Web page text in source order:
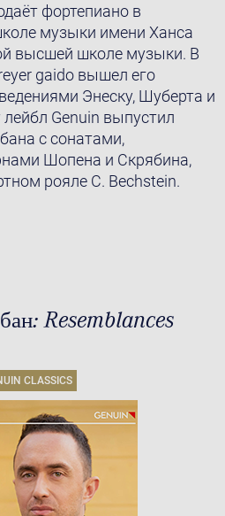
фортепиано в
музыки имени Xанса
высшей школе музыки. В
gaido вышел его
Энеску, Шуберта и
Genuin выпустил
с сонатами,
Шопена и Скрябина,
рояле C. Bechstein.
Resemblances
CLASSICS